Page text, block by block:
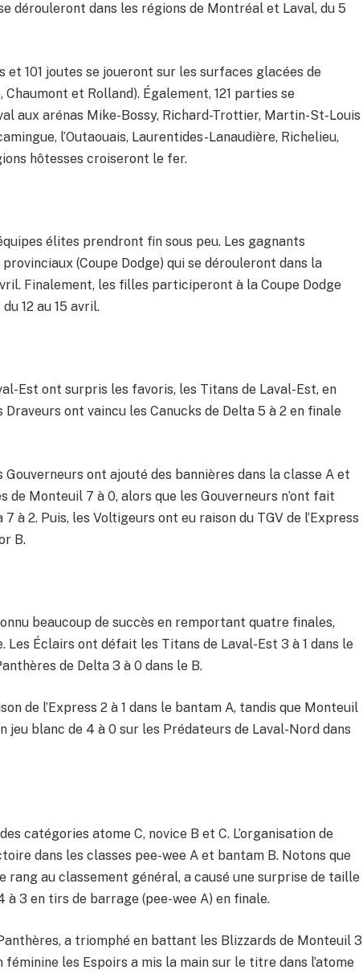
dérouleront dans les régions de Montréal et Laval, du 5
et 101 joutes se joueront sur les surfaces glacées de
et Rolland). Également, 121 parties se
aux arénas Mike-Bossy, Richard-Trottier, Martin-St-Louis
l’Outaouais, Laurentides-Lanaudière, Richelieu,
hôtesses croiseront le fer.
élites prendront fin sous peu. Les gagnants
(Coupe Dodge) qui se dérouleront dans la
Finalement, les filles participeront à la Coupe Dodge
12 au 15 avril.
Est ont surpris les favoris, les Titans de Laval-Est, en
ont vaincu les Canucks de Delta 5 à 2 en finale
Gouverneurs ont ajouté des bannières dans la classe A et
de Monteuil 7 à 0, alors que les Gouverneurs n’ont fait
7 à 2. Puis, les Voltigeurs ont eu raison du TGV de l’Express
B.
beaucoup de succès en remportant quatre finales,
Les Éclairs ont défait les Titans de Laval-Est 3 à 1 dans le
de Delta 3 à 0 dans le B.
de l’Express 2 à 1 dans le bantam A, tandis que Monteuil
jeu blanc de 4 à 0 sur les Prédateurs de Laval-Nord dans
catégories atome C, novice B et C. L’organisation de
dans les classes pee-wee A et bantam B. Notons que
rang au classement général, a causé une surprise de taille
3 en tirs de barrage (pee-wee A) en finale.
a triomphé en battant les Blizzards de Monteuil 3
les Espoirs a mis la main sur le titre dans l’atome